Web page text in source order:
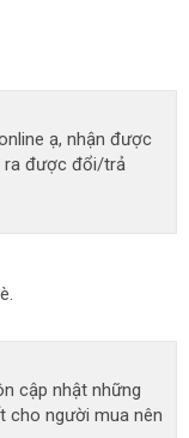
ạ, nhận được
ra được đổi/trả
cập nhật những
cho người mua nên